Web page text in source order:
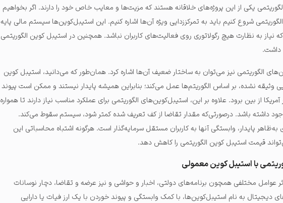
یکی از این پروژه‌های خلاقانه هستند که مزیت‌ها و معایب خاص خود را دارند. اگر بخواهیم
شروع کنیم باید به تمرکززدایی ویژه آن‌ها اشاره کنیم. این استیبل‌کوین‌ها سیستم مالی پایه
نیاز به نظارت هیچ رگولاتوری روی فعالیت‌های کاربران نباشد. همچنین در استیبل کوین الگوریتمی
داشت.
الگوریتمی نیز می‌توان به ساختار ضعیف آن‌ها اشاره کرد. همان‌طور که می‌دانید، استیبل کوین
وثیقه نشده، بر اساس الگوریتم‌ها عمل می‌کند؛ بنابراین همیشه پایدار نیستند و ممکن است پیوند
از بین برود. علاوه بر این، استیبل‌کوین‌های الگوریتمی برای عملکرد مناسب نیاز دارند تا همواره
داشته باشد. درصورتی‌که مقدار تقاضا از کف تعریف شده کمتر شود، سیستم سقوط می‌کند.
پایدار، وابستگی آنها به کاربران مستقل سرمایه‌گذار است. هرگونه اشتباه محاسباتی این
قیمت استیبل کوین الگوریتمی را کاهش دهد.
با استیبل کوین معمولی
عوامل مختلفی همچون برنامه‌های دولتی، اخبار و حواشی و نیز عرضه و تقاضا، دچار نوسانات
دیجیتال به نام استیبل‌کوین‌ها، با کمک وابستگی و پیوند خوردن با یک ارز فیات یا دارایی